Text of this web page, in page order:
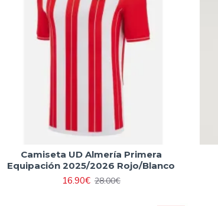
Camiseta UD Almería Primera
Equipación 2025/2026 Rojo/Blanco
16.90€ 28.00€